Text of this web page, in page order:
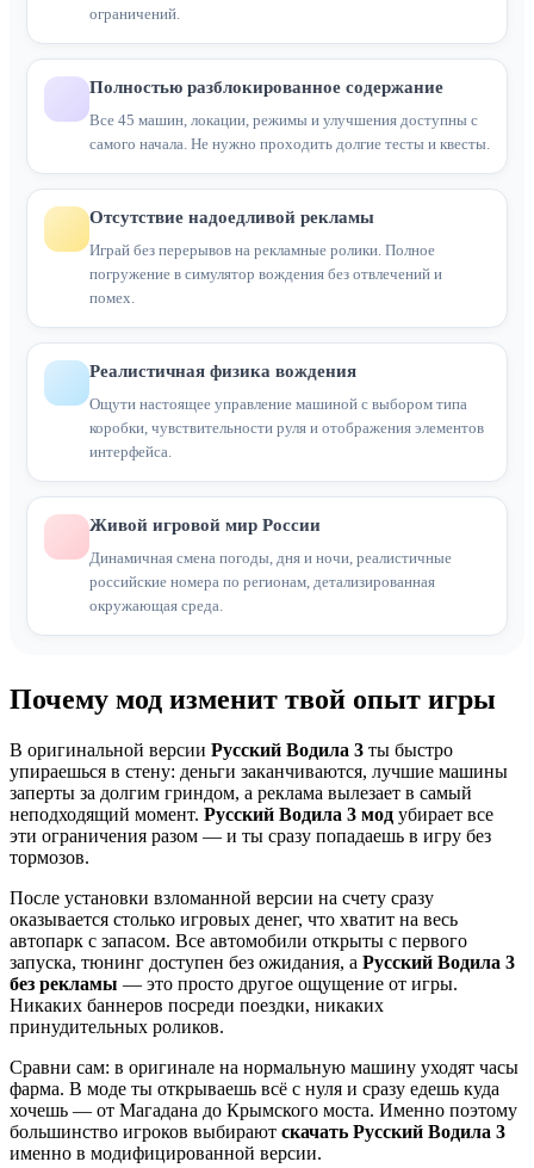
ограничений.
Полностью разблокированное содержание
Все 45 машин, локации, режимы и улучшения доступны с
самого начала. Не нужно проходить долгие тесты и квесты.
Отсутствие надоедливой рекламы
Играй без перерывов на рекламные ролики. Полное
погружение в симулятор вождения без отвлечений и
помех.
Реалистичная физика вождения
Ощути настоящее управление машиной с выбором типа
коробки, чувствительности руля и отображения элементов
интерфейса.
Живой игровой мир России
Динамичная смена погоды, дня и ночи, реалистичные
российские номера по регионам, детализированная
окружающая среда.
Почему мод изменит твой опыт игры
В оригинальной версии Русский Водила 3 ты быстро
упираешься в стену: деньги заканчиваются, лучшие машины
заперты за долгим гриндом, а реклама вылезает в самый
неподходящий момент. Русский Водила 3 мод убирает все
эти ограничения разом — и ты сразу попадаешь в игру без
тормозов.
После установки взломанной версии на счету сразу
оказывается столько игровых денег, что хватит на весь
автопарк с запасом. Все автомобили открыты с первого
запуска, тюнинг доступен без ожидания, а Русский Водила 3
без рекламы — это просто другое ощущение от игры.
Никаких баннеров посреди поездки, никаких
принудительных роликов.
Сравни сам: в оригинале на нормальную машину уходят часы
фарма. В моде ты открываешь всё с нуля и сразу едешь куда
хочешь — от Магадана до Крымского моста. Именно поэтому
большинство игроков выбирают скачать Русский Водила 3
именно в модифицированной версии.